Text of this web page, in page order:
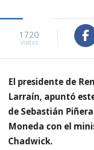
1720
visitas
El presidente de
Larraín, apuntó
de Sebastián
Moneda con el
Chadwick.